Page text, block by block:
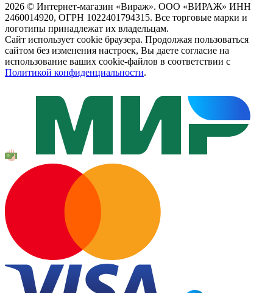
2026 © Интернет-магазин «Вираж». ООО «ВИРАЖ» ИНН
2460014920, ОГРН 1022401794315. Все торговые марки и
логотипы принадлежат их владельцам.
Сайт использует cookie браузера. Продолжая пользоваться
сайтом без изменения настроек, Вы даете согласие на
использование ваших cookie-файлов в соответствии с
Политикой конфиденциальности.